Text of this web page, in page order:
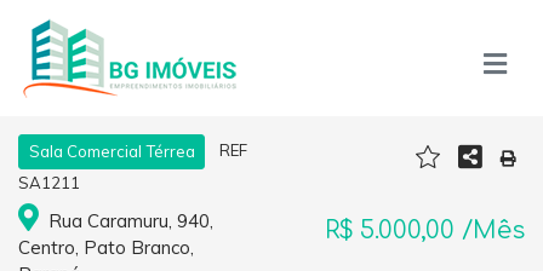
Sala Comercial Térrea
REF
SA1211
Rua Caramuru, 940,
Centro, Pato Branco,
R$ 5.000,00 /Mês